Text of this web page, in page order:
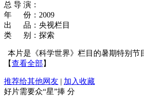
总 导 演：
年 份：2009
出 品：央视栏目
类 别：探索
本片是《科学世界》栏目的暑期特别节
【查看全部 】
推荐给其他网友 | 加入收藏
好片需要众“星”捧 分